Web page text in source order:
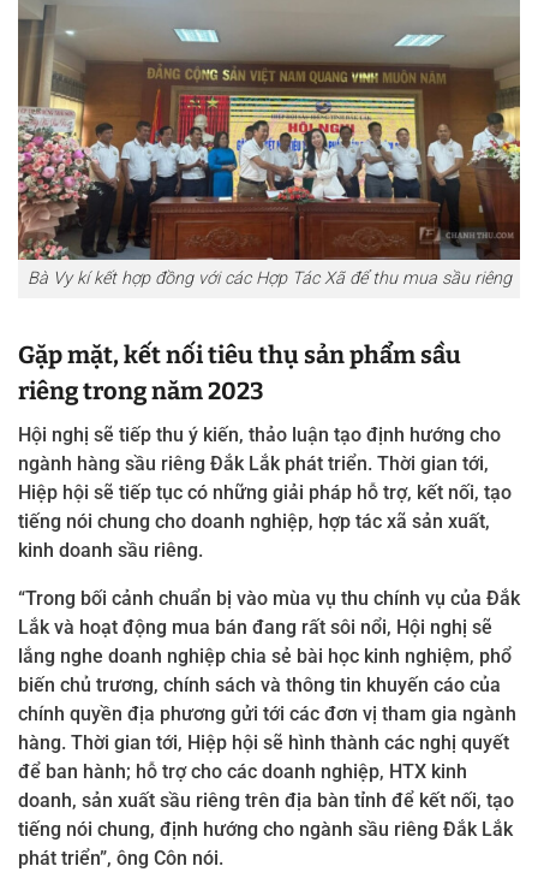
Bà Vy kí kết hợp đồng với các Hợp Tác Xã để thu mua sầu riêng
Gặp mặt, kết nối tiêu thụ sản phẩm sầu
riêng trong năm 2023
Hội nghị sẽ tiếp thu ý kiến, thảo luận tạo định hướng cho
ngành hàng sầu riêng Đắk Lắk phát triển. Thời gian tới,
Hiệp hội sẽ tiếp tục có những giải pháp hỗ trợ, kết nối, tạo
tiếng nói chung cho doanh nghiệp, hợp tác xã sản xuất,
kinh doanh sầu riêng.
“Trong bối cảnh chuẩn bị vào mùa vụ thu chính vụ của Đắk
Lắk và hoạt động mua bán đang rất sôi nổi, Hội nghị sẽ
lắng nghe doanh nghiệp chia sẻ bài học kinh nghiệm, phổ
biến chủ trương, chính sách và thông tin khuyến cáo của
chính quyền địa phương gửi tới các đơn vị tham gia ngành
hàng. Thời gian tới, Hiệp hội sẽ hình thành các nghị quyết
để ban hành; hỗ trợ cho các doanh nghiệp, HTX kinh
doanh, sản xuất sầu riêng trên địa bàn tỉnh để kết nối, tạo
tiếng nói chung, định hướng cho ngành sầu riêng Đắk Lắk
phát triển”, ông Côn nói.